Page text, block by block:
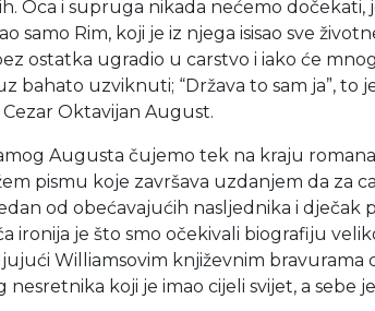
Oca i supruga nikada nećemo dočekati,
samo Rim, koji je iz njega isisao sve
ostatka ugradio u carstvo i iako će
bahato uzviknuti; “Država to sam ja”, to
Oktavijan August.
Augusta čujemo tek na kraju
pismu koje završava uzdanjem da za
od obećavajućih nasljednika i dječak
ironija je što smo očekivali biografiju
Williamsovim književnim bravurama
nesretnika koji je imao cijeli svijet, a sebe